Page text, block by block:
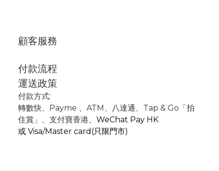
顧客服務
付款流程
運送政策
付款方式:
轉數快、Payme 、 ATM 、
八達通、Tap & Go「拍
住賞」 、支付寶香港、 WeChat Pay HK
或 Visa/Master card(只限門市)